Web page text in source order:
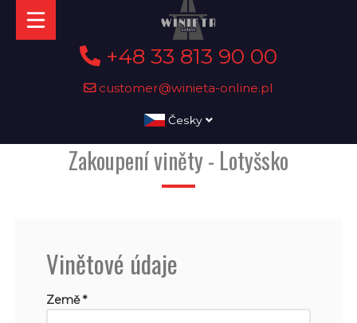
+48 33 813 90 00
customer@winieta-online.pl
Česky
Zakoupení viněty - Lotyšsko
Vinětové údaje
Země *